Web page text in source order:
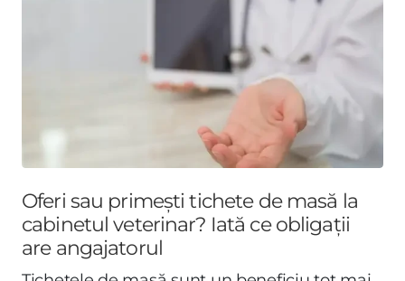
Oferi sau primești tichete de masă la
cabinetul veterinar? Iată ce obligații
are angajatorul